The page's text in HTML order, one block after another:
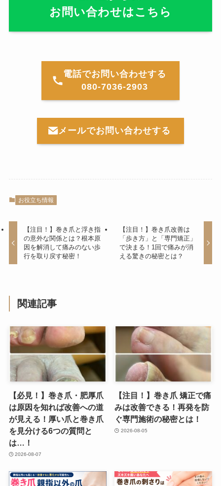
お問い合わせはこちら
電話でお問い合わせする
080-7036-2903
メールでお問い合わせする
お役立ち情報
【注目！】巻き爪と浮き指
の意外な関係とは？根本原
因を解消して痛みのない歩
行を取り戻す秘密！
【注目！】巻き爪改善は
「歩き方」と「専門矯正」
で決まる！1回で痛みが消
える驚きの秘密とは？
関連記事
【必見！】巻き爪・肥厚爪
は原因を知れば改善への道
が見える！厚い爪と巻き爪
を見分ける6つの質問と
は…！
2026-08-07
【注目！】巻き爪 矯正で痛
みは改善できる！再発を防
ぐ専門施術の秘密とは！
2026-08-05